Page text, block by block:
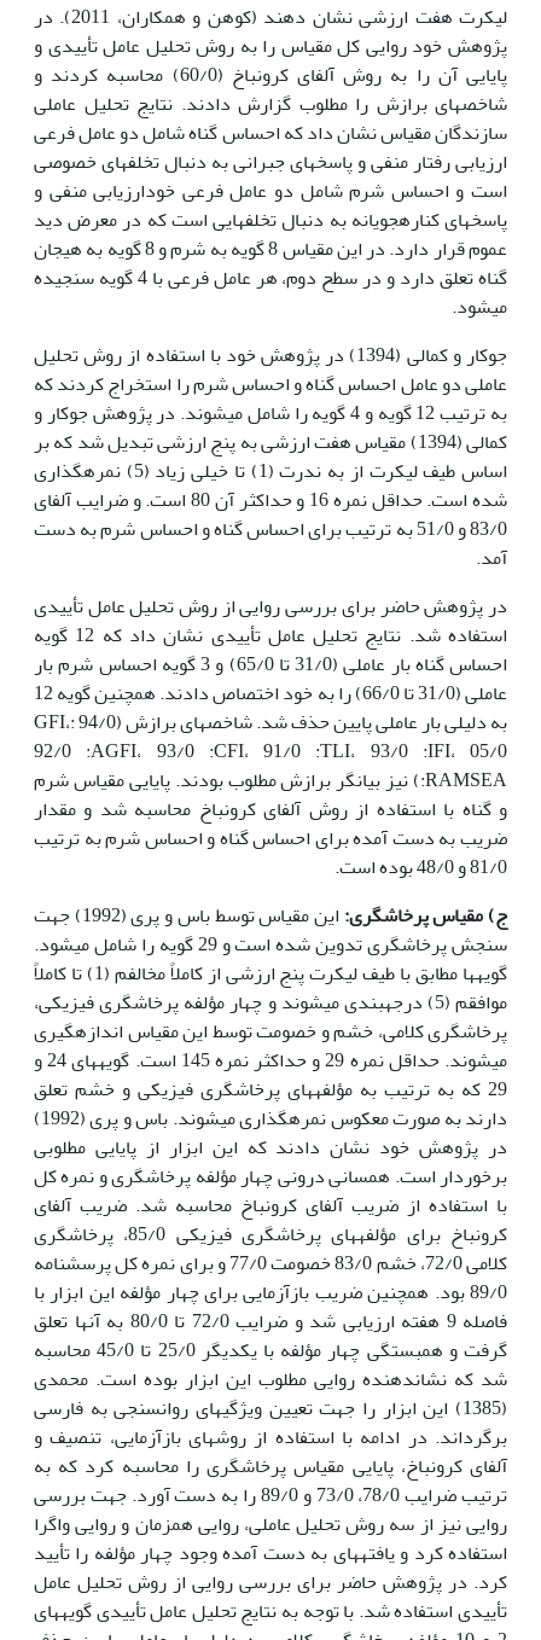
لیکرت هفت ارزشی نشان دهند (کوهن و همکاران، 2011). در
پژوهش خود روایی کل مقیاس را به روش تحلیل عامل تأییدی و
پایایی آن را به روش آلفای کرونباخ (60/0) محاسبه کردند و
شاخص­های برازش را مطلوب گزارش دادند. نتایج تحلیل عاملی
سازندگان مقیاس نشان داد که احساس گناه شامل دو عامل فرعی
ارزیابی رفتار منفی و پاسخ­های جبرانی به دنبال تخلف­های خصوصی
است و احساس شرم شامل دو عامل فرعی خودارزیابی منفی و
پاسخ­های کناره­جویانه به دنبال تخلف­هایی است که در معرض دید
عموم قرار دارد. در این مقیاس 8 گویه به شرم و 8 گویه به هیجان
گناه تعلق دارد و در سطح دوم، هر عامل فرعی با 4 گویه سنجیده
می­شود.
جوکار و کمالی (1394) در پژوهش خود با استفاده از روش تحلیل
عاملی دو عامل احساس گناه و احساس شرم را استخراج کردند که
به ترتیب 12 گویه و 4 گویه را شامل می­شوند. در پژوهش جوکار و
کمالی (1394) مقیاس هفت ارزشی به پنج ارزشی تبدیل شد که بر
اساس طیف لیکرت از به ندرت (1) تا خیلی زیاد (5) نمره­گذاری
شده است. حداقل نمره 16 و حداکثر آن 80 است. و ضرایب آلفای
83/0 و 51/0 به ترتیب برای احساس گناه و احساس شرم به دست
آمد.
در پژوهش حاضر برای بررسی روایی از روش تحلیل عامل تأییدی
استفاده شد. نتایج تحلیل عامل تأییدی نشان داد که 12 گویه
احساس گناه بار عاملی (31/0 تا 65/0) و 3 گویه احساس شرم بار
عاملی (31/0 تا 66/0) را به خود اختصاص دادند. همچنین گویه 12
به دلیلی بار عاملی پایین حذف شد. شاخص­های برازش (94/0 :GFI،
92/0 :AGFI، 93/0 :CFI، 91/0 :TLI، 93/0 :IFI، 05/0
:RAMSEA) نیز بیانگر برازش مطلوب بودند. پایایی مقیاس شرم
و گناه با استفاده از روش آلفای کرونباخ محاسبه شد و مقدار
ضریب به دست آمده برای احساس گناه و احساس شرم به ترتیب
81/0 و 48/0 بوده است.
ج) مقیاس پرخاشگری:
این مقیاس توسط باس و پری (1992) جهت
سنجش پرخاشگری تدوین شده است و 29 گویه را شامل می­شود.
گویه­ها مطابق با طیف لیکرت پنج ارزشی از کاملاً مخالفم (1) تا کاملاً
موافقم (5) درجه­­بندی می­شوند و چهار مؤلفه پرخاشگری فیزیکی،
پرخاشگری کلامی، خشم و خصومت توسط این مقیاس اندازه­گیری
می­شوند. حداقل نمره 29 و حداکثر نمره 145 است. گویه­های 24 و
29 که به ترتیب به مؤلفه­های پرخاشگری فیزیکی و خشم تعلق
دارند به صورت معکوس نمره­گذاری می­شوند. باس و پری (1992)
در پژوهش خود نشان دادند که این ابزار از پایایی مطلوبی
برخوردار است. همسانی درونی چهار مؤلفه پرخاشگری و نمره کل
با استفاده از ضریب آلفای کرونباخ محاسبه شد. ضریب آلفای
کرونباخ برای مؤلفه­های پرخاشگری فیزیکی 85/0، پرخاشگری
کلامی 72/0، خشم 83/0 خصومت 77/0 و برای نمره کل پرسشنامه
89/0 بود. همچنین ضریب بازآزمایی برای چهار مؤلفه این ابزار با
فاصله 9 هفته ارزیابی شد و ضرایب 72/0 تا 80/0 به آن­ها تعلق
گرفت و همبستگی چهار مؤلفه با یکدیگر 25/0 تا 45/0 محاسبه
شد که نشان­دهنده روایی مطلوب این ابزار بوده است. محمدی
(1385) این ابزار را جهت تعیین ویژگی­های روان­سنجی به فارسی
برگرداند. در ادامه با استفاده از روش­های بازآزمایی، تنصیف و
آلفای کرونباخ، پایایی مقیاس پرخاشگری را محاسبه کرد که به
ترتیب ضرایب 78/0، 73/0 و 89/0 را به دست آورد. جهت بررسی
روایی نیز از سه روش تحلیل عاملی، روایی همزمان و روایی واگرا
استفاده کرد و یافته­ها­ی به دست آمده وجود چهار مؤلفه را تأیید
کرد. در پژوهش حاضر برای بررسی روایی از روش تحلیل عامل
تأییدی استفاده شد. با توجه به نتایج تحلیل عامل تأییدی گویه­های